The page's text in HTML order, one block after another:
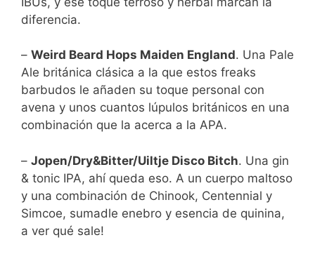
diferencia.
– Weird Beard Hops Maiden England. Una Pale
Ale británica clásica a la que estos freaks
barbudos le añaden su toque personal con
avena y unos cuantos lúpulos británicos en una
combinación que la acerca a la APA.
– Jopen/Dry&Bitter/Uiltje Disco Bitch. Una gin
& tonic IPA, ahí queda eso. A un cuerpo maltoso
y una combinación de Chinook, Centennial y
Simcoe, sumadle enebro y esencia de quinina,
a ver qué sale!